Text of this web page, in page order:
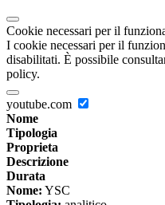
Cookie necessari per il
I cookie necessari per il
disabilitati. È possibile
policy.
youtube.com
Nome
Tipologia
Proprieta
Descrizione
Durata
Nome: YSC